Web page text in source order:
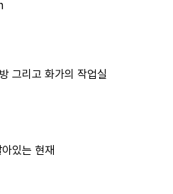
그리고 화가의 작업실
있는 현재